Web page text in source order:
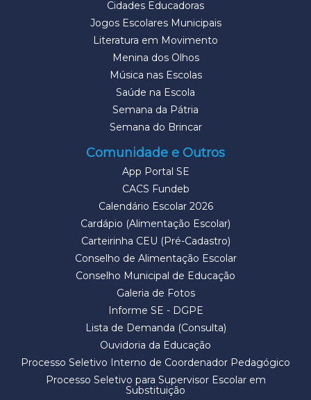
Cidades Educadoras
Jogos Escolares Municipais
Literatura em Movimento
Menina dos Olhos
Música nas Escolas
Saúde na Escola
Semana da Pátria
Semana do Brincar
Comunidade e Outros
App Portal SE
CACS Fundeb
Calendário Escolar 2026
Cardápio (Alimentação Escolar)
Carteirinha CEU (Pré-Cadastro)
Conselho de Alimentação Escolar
Conselho Municipal de Educação
Galeria de Fotos
Informe SE - DGPE
Lista de Demanda (Consulta)
Ouvidoria da Educação
Processo Seletivo Interno de Coordenador Pedagógico
Processo Seletivo para Supervisor Escolar em
Substituição